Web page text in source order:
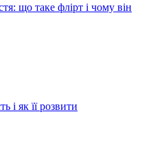
що таке флірт і чому він
і як її розвити